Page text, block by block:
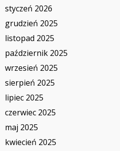
styczeń 2026
grudzień 2025
listopad 2025
październik 2025
wrzesień 2025
sierpień 2025
lipiec 2025
czerwiec 2025
maj 2025
kwiecień 2025